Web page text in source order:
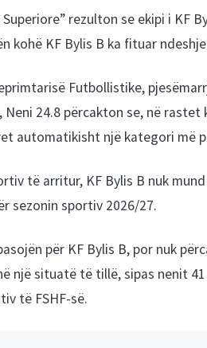
rezulton se ekipi i KF
kohë KF Bylis B ka fituar
Futbollistike,
24.8 përcakton se, në rastet
automatikisht një kategori më
të arritur, KF Bylis B nuk
sezonin sportiv 2026/27.
për KF Bylis B, por nuk
një situatë të tillë, sipas nenit
të FSHF-së.